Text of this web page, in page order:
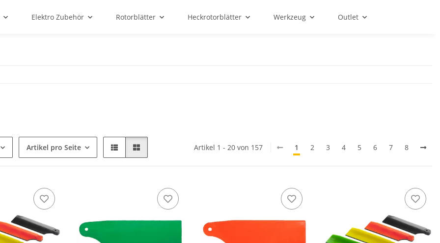
Elektro Zubehör Rotorblätter Heckrotorblätter Werkzeug Outlet
Artikel pro Seite Artikel 1 - 20 von 157 1 2 3 4 5 6 7 8